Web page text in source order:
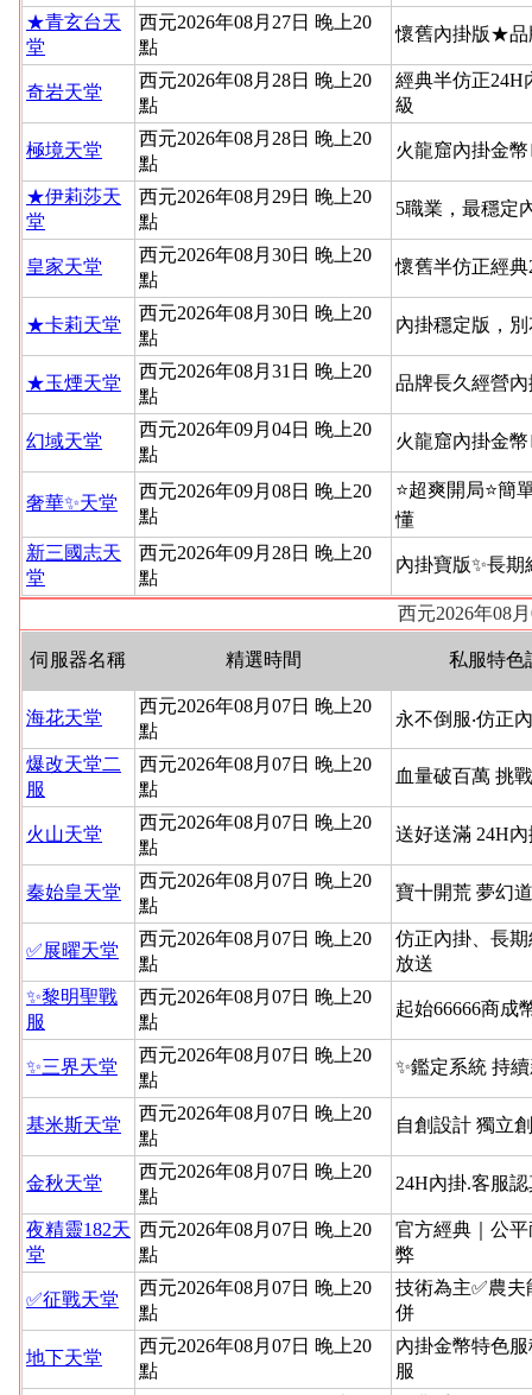
★青玄台天
堂
西元2026年08月27日 晚上20
點
懷舊內掛版★品
奇岩天堂
西元2026年08月28日 晚上20
點
經典半仿正24H
級
極境天堂
西元2026年08月28日 晚上20
點
火龍窟內掛金
★伊莉莎天
堂
西元2026年08月29日 晚上20
點
5職業，最穩定
皇家天堂
西元2026年08月30日 晚上20
點
懷舊半仿正經
★卡莉天堂
西元2026年08月30日 晚上20
點
內掛穩定版，
★玉煙天堂
西元2026年08月31日 晚上20
點
品牌長久經營
幻域天堂
西元2026年09月04日 晚上20
點
火龍窟內掛金
奢華✨天堂
西元2026年09月08日 晚上20
點
⭐超爽開局⭐簡
懂
新三國志天
堂
西元2026年09月28日 晚上20
點
內掛寶版✨長期
西元2026年08
伺服器名稱 精選時間 私服特色
海花天堂
西元2026年08月07日 晚上20
點
永不倒服‧仿正
爆改天堂二
服
西元2026年08月07日 晚上20
點
血量破百萬 挑
火山天堂
西元2026年08月07日 晚上20
點
送好送滿 24H
秦始皇天堂
西元2026年08月07日 晚上20
點
寶十開荒 夢幻
✅展曜天堂
西元2026年08月07日 晚上20
點
仿正內掛、長
放送
✨黎明聖戰
服
西元2026年08月07日 晚上20
點
起始66666商成
✨三界天堂
西元2026年08月07日 晚上20
點
✨鑑定系統 持
基米斯天堂
西元2026年08月07日 晚上20
點
自創設計 獨立
金秋天堂
西元2026年08月07日 晚上20
點
24H內掛.客服
夜精靈182天
堂
西元2026年08月07日 晚上20
點
官方經典｜公
弊
✅征戰天堂
西元2026年08月07日 晚上20
點
技術為主✅農夫
併
地下天堂
西元2026年08月07日 晚上20
點
內掛金幣特色
服